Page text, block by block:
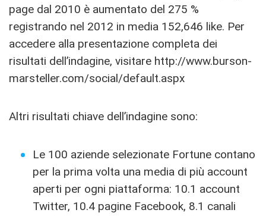
page dal 2010 è aumentato del 275 %
registrando nel 2012 in media 152,646 like. Per
accedere alla presentazione completa dei
risultati dell’indagine, visitare http://www.burson-
marsteller.com/social/default.aspx
Altri risultati chiave dell’indagine sono:
Le 100 aziende selezionate Fortune contano
per la prima volta una media di più account
aperti per ogni piattaforma: 10.1 account
Twitter, 10.4 pagine Facebook, 8.1 canali